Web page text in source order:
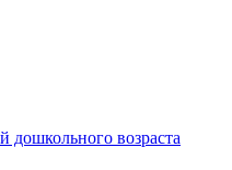
дошкольного возраста